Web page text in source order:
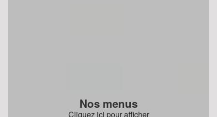
Nos menus
Cliquez ici pour afficher